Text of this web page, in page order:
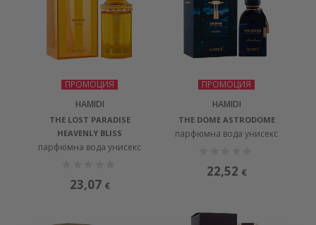
ПРОМОЦИЯ
HAMIDI
THE LOST PARADISE
HEAVENLY BLISS
парфюмна вода унисекс
23,07 €
ПРОМОЦИЯ
HAMIDI
THE DOME ASTRODOME
парфюмна вода унисекс
22,52 €